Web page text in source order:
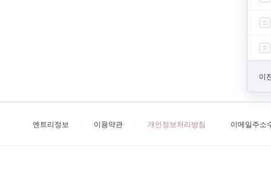
이
엔트리정보 이용약관 개인정보처리방침 이메일주소